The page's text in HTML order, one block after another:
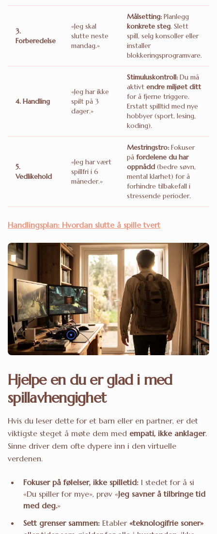
3.
Forberedelse
«Jeg skal
slutte neste
mandag.»
Målsetting: Planlegg
konkrete steg. Slett
spill, selg konsoller eller
installer
blokkeringsprogramvare.
4. Handling
«Jeg har ikke
spilt på 3
dager.»
Stimuluskontroll: Du må
aktivt endre miljøet ditt
for å fjerne triggere.
Erstatt spilltid med nye
hobbyer (sport, lesing,
koding).
5.
Vedlikehold
«Jeg har vært
spillfri i 6
måneder.»
Mestringstro: Fokuser
på fordelene du har
oppnådd (bedre søvn,
mental klarhet) for å
forhindre tilbakefall i
stressende perioder.
Handlingsplan: Hvordan slutte å spille tvert
Hjelpe en du er glad i med
spillavhengighet
Hvis du leser dette for et barn eller en partner, er det
viktigste steget å møte dem med empati, ikke anklager.
Sinne driver dem ofte dypere inn i den virtuelle
verdenen.
Fokuser på følelser, ikke spilletid: I stedet for å si
«Du spiller for mye», prøv «Jeg savner å tilbringe tid
med deg.»
Sett grenser sammen: Etabler «teknologifrie soner»